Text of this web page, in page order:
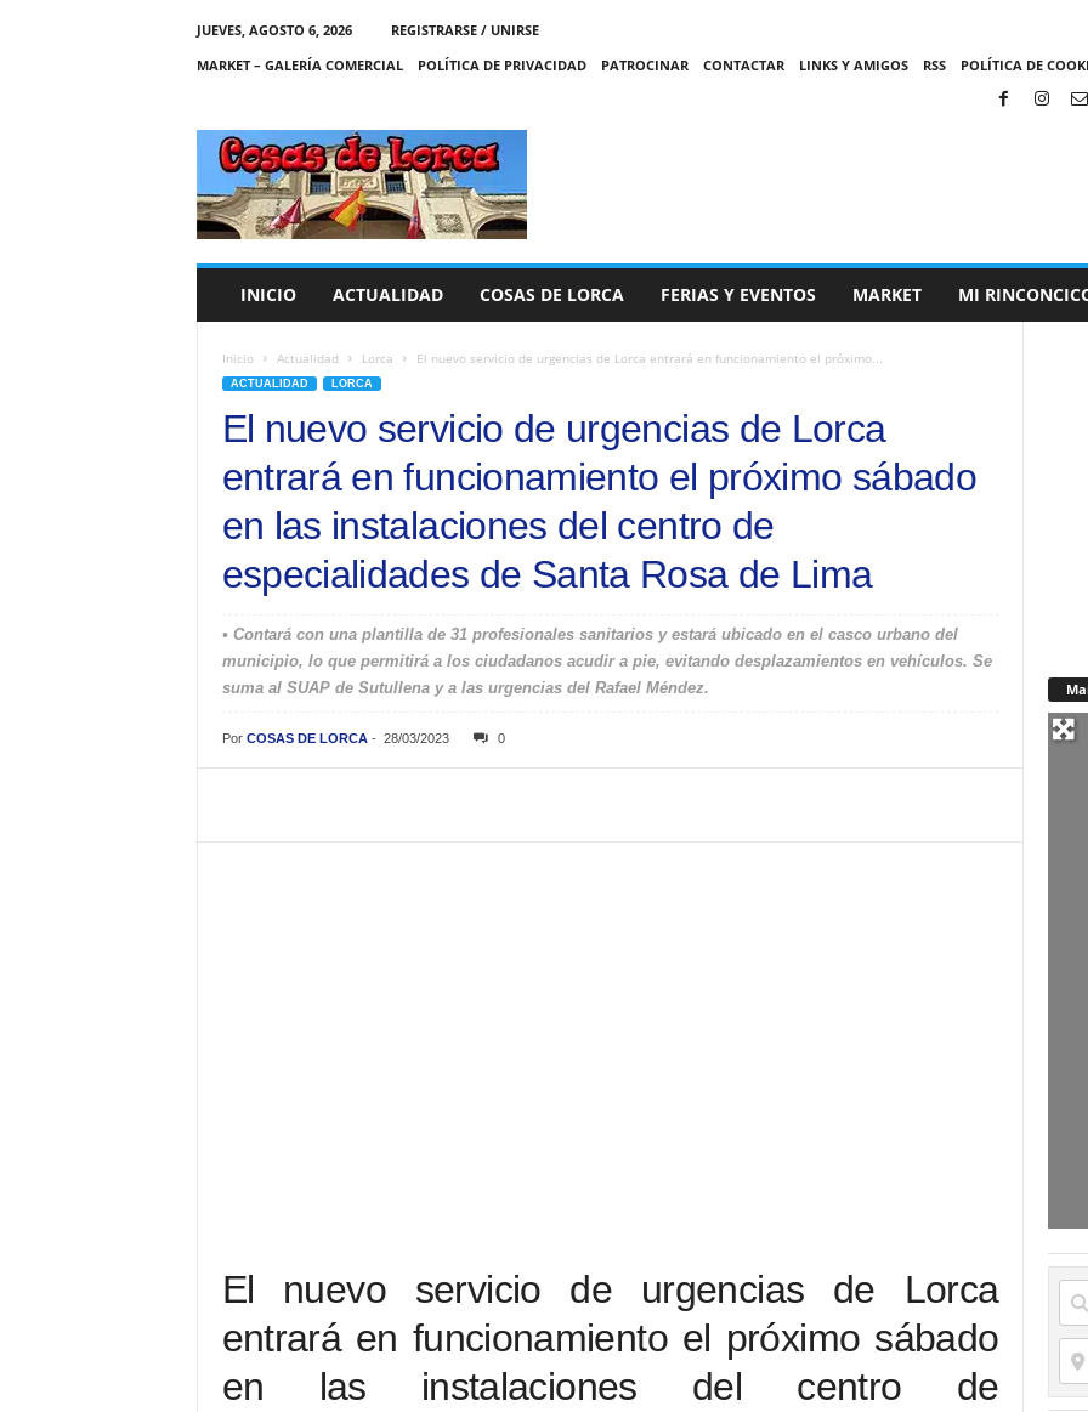
JUEVES, AGOSTO 6, 2026
REGISTRARSE / UNIRSE
MARKET – GALERÍA COMERCIAL
POLÍTICA DE PRIVACIDAD PATROCINAR CONTACTAR LINKS Y AMIGOS RSS POLÍTICA DE
C
A
S
INICIO ACTUALIDAD COSAS DE LORCA FERIAS Y EVENTOS MARKET MI
Inicio Actualidad Lorca El nuevo servicio de urgencias de Lorca entrará en funcionamiento el próximo...
ACTUALIDAD LORCA
El nuevo servicio de urgencias de Lorca
entrará en funcionamiento el próximo sábado
en las instalaciones del centro de
especialidades de Santa Rosa de Lima
• Contará con una plantilla de 31 profesionales sanitarios y estará ubicado en el casco urbano del
municipio, lo que permitirá a los ciudadanos acudir a pie, evitando desplazamientos en vehículos. Se
suma al SUAP de Sutullena y a las urgencias del Rafael Méndez.
Por COSAS DE LORCA- 28/03/2023 0
El nuevo servicio de urgencias de Lorca
entrará en funcionamiento el próximo sábado
en las instalaciones del centro de